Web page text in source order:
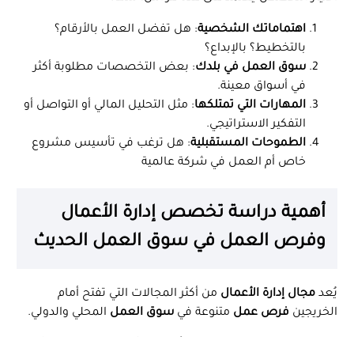
اهتماماتك الشخصية: هل تفضل العمل بالأرقام؟
بالتخطيط؟ بالإبداع؟
سوق العمل في بلدك: بعض التخصصات مطلوبة أكثر
في أسواق معينة.
المهارات التي تمتلكها: مثل التحليل المالي أو التواصل أو
التفكير الاستراتيجي.
الطموحات المستقبلية: هل ترغب في تأسيس مشروع
خاص أم العمل في شركة عالمية
أهمية دراسة تخصص إدارة الأعمال
وفرص العمل في سوق العمل الحديث
يُعد مجال إدارة الأعمال من أكثر المجالات التي تفتح أمام
الخريجين فرص عمل متنوعة في سوق العمل المحلي والدولي.